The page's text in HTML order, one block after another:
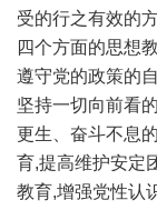
受的行之有效的
四个方面的思想
遵守党的政策的
坚持一切向前看
更生、奋斗不息
育,提高维护安定
教育,增强党性认